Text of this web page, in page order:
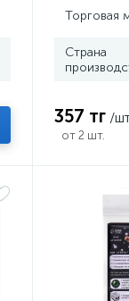
Торговая
Страна
357 тг /
от 2 шт.